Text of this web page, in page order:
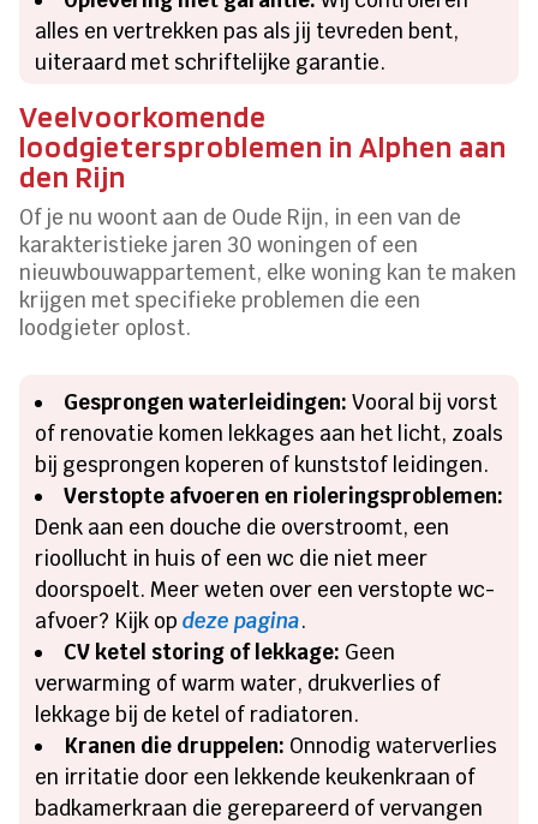
alles en vertrekken pas als jij tevreden bent,
uiteraard met schriftelijke garantie.
Veelvoorkomende
loodgietersproblemen in Alphen aan
den Rijn
Of je nu woont aan de Oude Rijn, in een van de
karakteristieke jaren 30 woningen of een
nieuwbouwappartement, elke woning kan te maken
krijgen met specifieke problemen die een
loodgieter oplost.
Gesprongen waterleidingen: Vooral bij vorst
of renovatie komen lekkages aan het licht, zoals
bij gesprongen koperen of kunststof leidingen.
Verstopte afvoeren en rioleringsproblemen:
Denk aan een douche die overstroomt, een
rioollucht in huis of een wc die niet meer
doorspoelt. Meer weten over een verstopte wc-
afvoer? Kijk opdeze pagina.
CV ketel storing of lekkage: Geen
verwarming of warm water, drukverlies of
lekkage bij de ketel of radiatoren.
Kranen die druppelen: Onnodig waterverlies
en irritatie door een lekkende keukenkraan of
badkamerkraan die gerepareerd of vervangen